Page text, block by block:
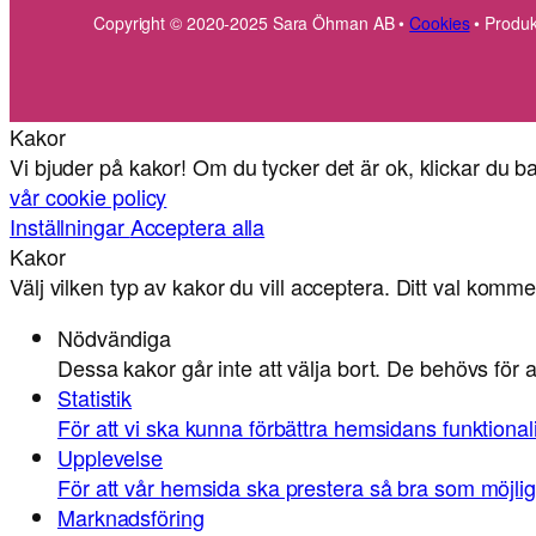
Copyright © 2020-2025 Sara Öhman AB •Cookies•
Kakor
Vi bjuder på kakor! Om du tycker det är ok, klickar du
vår cookie policy
InställningarAcceptera alla
Kakor
Välj vilken typ av kakor du vill acceptera. Ditt val
Nödvändiga
Dessa kakor går inte att välja bort. De behövs för
Statistik
För att vi ska kunna förbättra hemsidans
Upplevelse
För att vår hemsida ska prestera så bra som
Marknadsföring